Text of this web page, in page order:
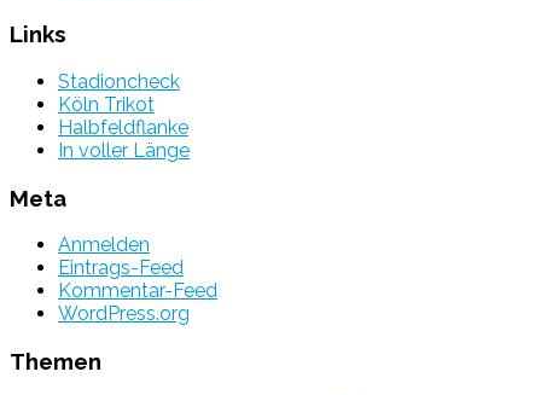
Links
Stadioncheck
Köln Trikot
Halbfeldflanke
In voller Länge
Meta
Anmelden
Eintrags-Feed
Kommentar-Feed
WordPress.org
Themen